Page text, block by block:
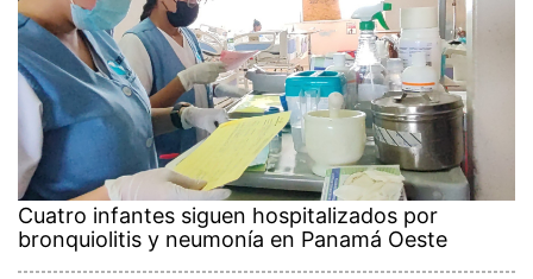
Cuatro infantes siguen hospitalizados por
bronquiolitis y neumonía en Panamá Oeste